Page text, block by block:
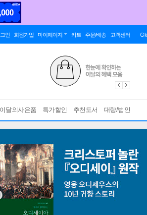
인 회원가입 마이페이지 카트 주문/배송 고객센터
이달의사은품 특가할인 추천도서 대량/법인